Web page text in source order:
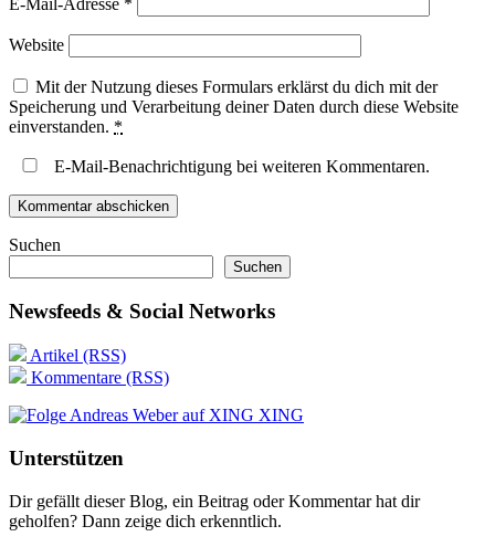
E-Mail-Adresse *
Website
Mit der Nutzung dieses Formulars erklärst du dich mit der
Speicherung und Verarbeitung deiner Daten durch diese Website
einverstanden. *
E-Mail-Benachrichtigung bei weiteren Kommentaren.
Suchen
Suchen
Newsfeeds & Social Networks
Artikel (RSS)
Kommentare (RSS)
XING
Unterstützen
Dir gefällt dieser Blog, ein Beitrag oder Kommentar hat dir
geholfen? Dann zeige dich erkenntlich.